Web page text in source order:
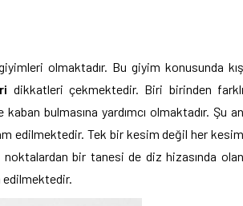
olmaktadır. Bu giyim konusunda kış
dikkatleri çekmektedir. Biri birinden farklı
bulmasına yardımcı olmaktadır. Şu an
edilmektedir. Tek bir kesim değil her kesim
bir tanesi de diz hizasında olan
edilmektedir.